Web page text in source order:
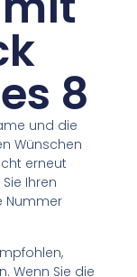
8
und die
Wünschen
erneut
Ihren
Nummer
Wenn Sie die